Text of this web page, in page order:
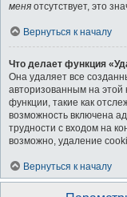
меня отсутствует, это
Вернуться к началу
Что делает функция
Она удаляет все
авторизованным на
функции, такие как
возможность включена
трудности с входом на
возможно, удаление
Вернуться к началу